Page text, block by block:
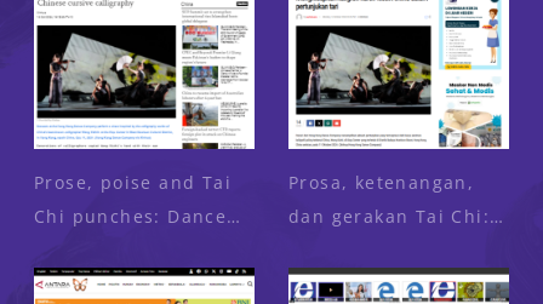
Prose, poise and Tai
Chi punches: Dance
classic of Chinese
Prosa, ketenangan,
dan gerakan Tai Chi:
kaligrafi kursif klasik